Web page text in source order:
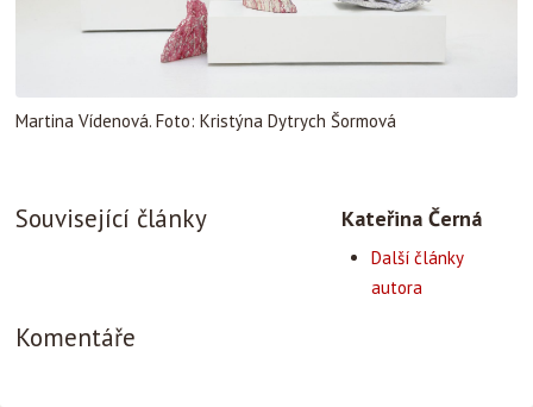
Martina Vídenová. Foto: Kristýna Dytrych Šormová
Související články Kateřina Černá
Další články
autora
Komentáře